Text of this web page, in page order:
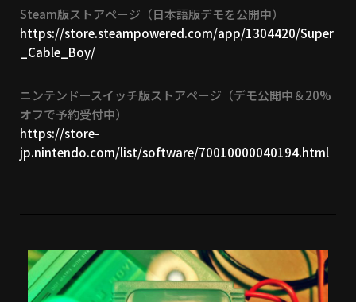
Steam版ストアページ（日本語版デモを公開中）
https://store.steampowered.com/app/1304420/Super
_Cable_Boy/
ニンテンドースイッチ版ストアページ（デモ公開中＆20%
オフで予約受付中）
https://store-
jp.nintendo.com/list/software/70010000040194.html